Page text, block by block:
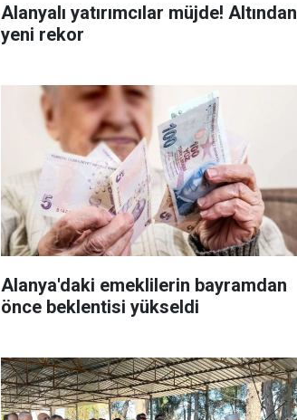
Alanyalı yatırımcılar müjde! Altından
yeni rekor
Alanya'daki emeklilerin bayramdan
önce beklentisi yükseldi